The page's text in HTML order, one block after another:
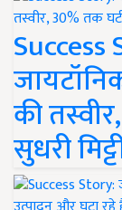
की
सुधरी